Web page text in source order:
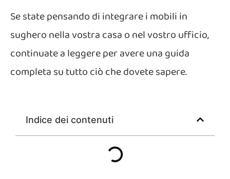
Se state pensando di integrare i mobili in
sughero nella vostra casa o nel vostro ufficio,
continuate a leggere per avere una guida
completa su tutto ciò che dovete sapere.
Indice dei contenuti